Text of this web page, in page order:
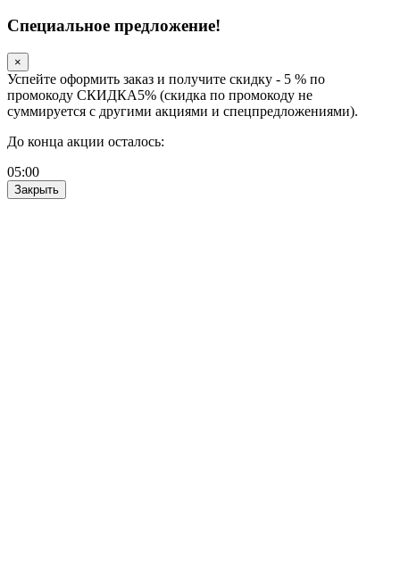
Специальное предложение!
×
Успейте оформить заказ и получите скидку - 5 % по
промокоду СКИДКА5% (скидка по промокоду не
суммируется с другими акциями и спецпредложениями).
До конца акции осталось:
05:00
Закрыть